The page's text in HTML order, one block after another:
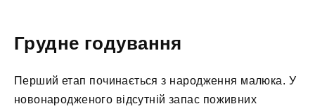
Грудне годування
Перший етап починається з народження малюка. У
новонародженого відсутній запас поживних